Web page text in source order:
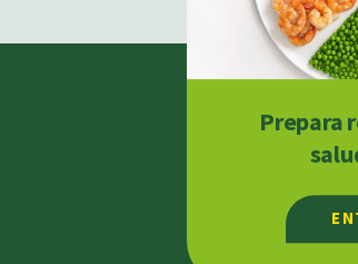
Prepara